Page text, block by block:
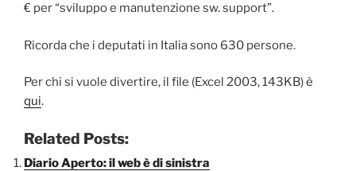
€ per “sviluppo e manutenzione sw. support”.
Ricorda che i deputati in Italia sono 630 persone.
Per chi si vuole divertire, il file (Excel 2003, 143KB) è
qui.
Related Posts:
Diario Aperto: il web è di sinistra